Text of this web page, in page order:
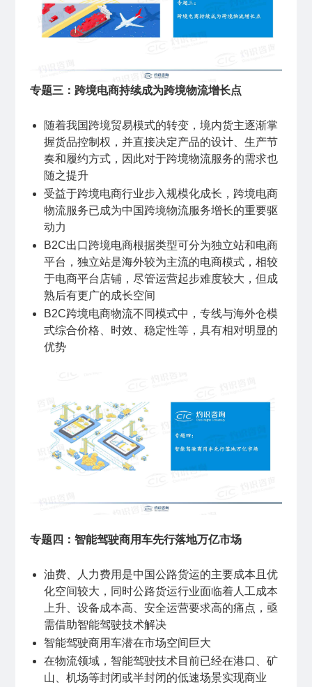
专题三：跨境电商持续成为跨境物流增长点
随着我国跨境贸易模式的转变，境内货主逐渐掌
握货品控制权，并直接决定产品的设计、生产节
奏和履约方式，因此对于跨境物流服务的需求也
随之提升
受益于跨境电商行业步入规模化成长，跨境电商
物流服务已成为中国跨境物流服务增长的重要驱
动力
B2C出口跨境电商根据类型可分为独立站和电商
平台，独立站是海外较为主流的电商模式，相较
于电商平台店铺，尽管运营起步难度较大，但成
熟后有更广的成长空间
B2C跨境电商物流不同模式中，专线与海外仓模
式综合价格、时效、稳定性等，具有相对明显的
优势
专题四：智能驾驶商用车先行落地万亿市场
油费、人力费用是中国公路货运的主要成本且优
化空间较大，同时公路货运行业面临着人工成本
上升、设备成本高、安全运营要求高的痛点，亟
需借助智能驾驶技术解决
智能驾驶商用车潜在市场空间巨大
在物流领域，智能驾驶技术目前已经在港口、矿
山、机场等封闭或半封闭的低速场景实现商业